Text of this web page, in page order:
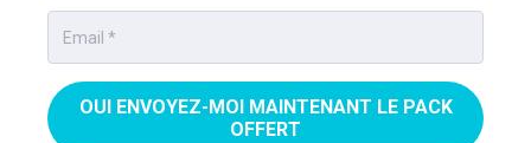
OUI ENVOYEZ-MOI MAINTENANT LE PACK
OFFERT